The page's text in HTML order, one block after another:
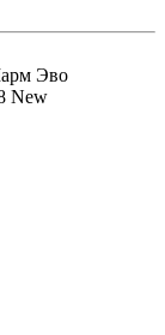
Эво
New